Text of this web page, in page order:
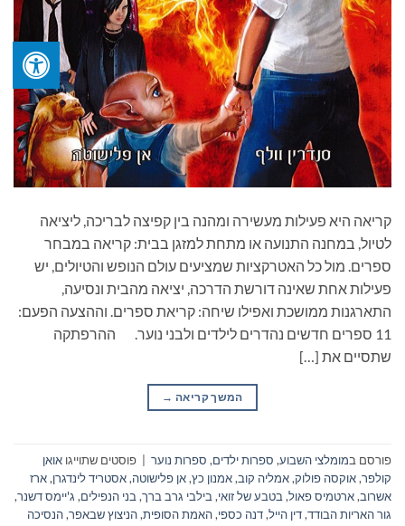
קריאה היא פעילות מעשירה ומהנה בין קפיצה לבריכה, ליציאה
לטיול, במחנה התנועה או מתחת למזגן בבית: קריאה במבחר
ספרים. מול כל האטרקציות שמציעים עולם הנופש והטיולים, יש
פעילות אחת שאינה דורשת הדרכה, יציאה מהבית ונסיעה,
התארגנות ממושכת ואפילו שיחה: קריאת ספרים. וההצעה הפעם:
11 ספרים חדשים נהדרים לילדים ולבני נוער. ההרפתקה
שתסיים את […]
המשך קריאה →
פורסם במומלצי השבוע, ספרות ילדים, ספרות נוער | פוסטים שתוייגו אואן
קולפר,אוקסה פולוק,אמליה קוב,אמנון כץ,אן פלישוטה,אסטריד לינדגרן,ארז
אשרוב,ארטמיס פאול, בטבע של זואי, בילבי גרב ברך, בני הנפילים, ג'יימס דשנר,
גור האריות הבודד,דין הייל,דנה כספי,האמת הסופית,הניצוץ שבאפר,הנסיכה